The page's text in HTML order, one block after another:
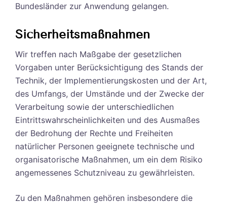
Bundesländer zur Anwendung gelangen.
Sicherheitsmaßnahmen
Wir treffen nach Maßgabe der gesetzlichen
Vorgaben unter Berücksichtigung des Stands der
Technik, der Implementierungskosten und der Art,
des Umfangs, der Umstände und der Zwecke der
Verarbeitung sowie der unterschiedlichen
Eintrittswahrscheinlichkeiten und des Ausmaßes
der Bedrohung der Rechte und Freiheiten
natürlicher Personen geeignete technische und
organisatorische Maßnahmen, um ein dem Risiko
angemessenes Schutzniveau zu gewährleisten.
Zu den Maßnahmen gehören insbesondere die